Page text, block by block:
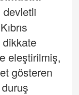
dikkate
eleştirilmiş,
gösteren